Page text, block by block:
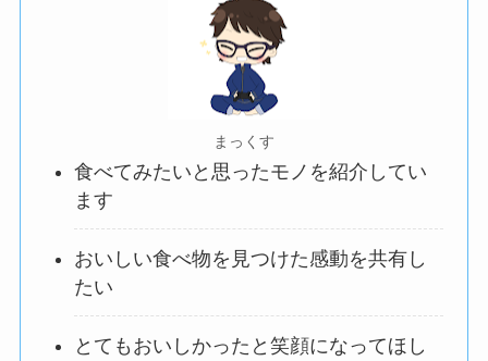
まっくす
食べてみたいと思ったモノを紹介してい
ます
おいしい食べ物を見つけた感動を共有し
たい
とてもおいしかったと笑顔になってほし